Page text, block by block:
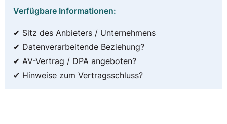
Verfügbare Informationen:
✔ Sitz des Anbieters / Unternehmens
✔ Datenverarbeitende Beziehung?
✔ AV-Vertrag / DPA angeboten?
✔ Hinweise zum Vertragsschluss?